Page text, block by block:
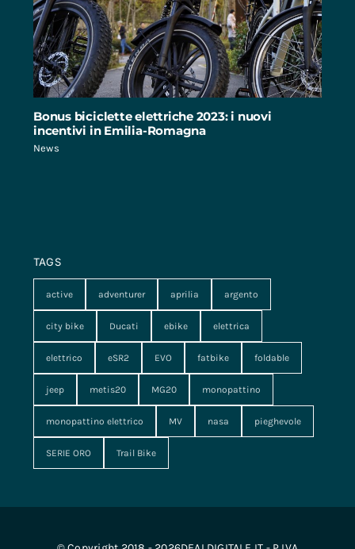
Bonus biciclette elettriche 2023: i nuovi
incentivi in Emilia-Romagna
News
TAGS
active adventurer aprilia argento
city bike Ducati ebike elettrica
elettrico eSR2 EVO fatbike foldable
jeep metis20 MG20 monopattino
monopattino elettrico MV nasa pieghevole
SERIE ORO Trail Bike